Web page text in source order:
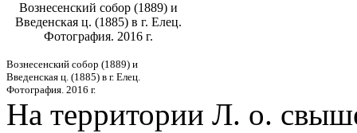
Вознесенский собор (1889) и
Введенская ц. (1885) в г. Елец.
Фотография. 2016 г.
Вознесенский собор (1889) и
Введенская ц. (1885) в г. Елец.
Фотография. 2016 г.
На территории Л. о.